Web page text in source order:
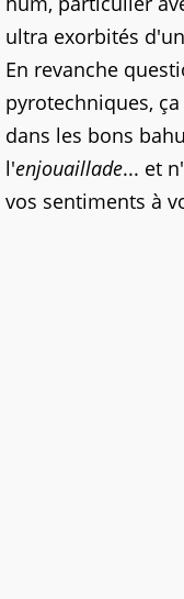
ultra exorbités
En revanche
pyrotechniques,
dans les bons
l'enjouaillade... et
vos sentiments à